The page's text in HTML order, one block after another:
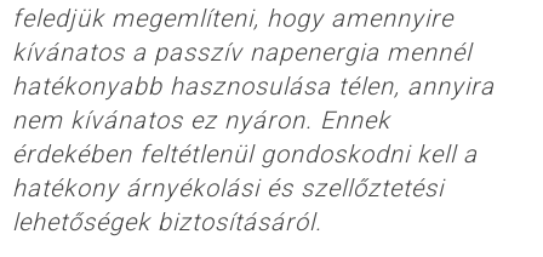
feledjük megemlíteni, hogy amennyire
kívánatos a passzív napenergia mennél
hatékonyabb hasznosulása télen, annyira
nem kívánatos ez nyáron. Ennek
érdekében feltétlenül gondoskodni kell a
hatékony árnyékolási és szellőztetési
lehetőségek biztosításáról.